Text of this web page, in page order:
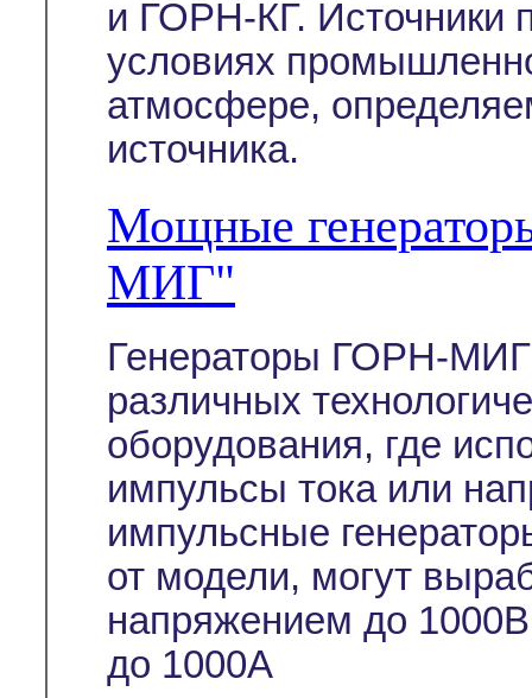
и ГОРН-КГ. Источники
условиях
атмосфере,
источника.
Мощные
МИГ"
Генераторы ГОРН-
различных
оборудования, где
импульсы тока или
импульсные
от модели, могут
напряжением до
до 1000А